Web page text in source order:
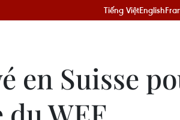
Tiếng ViệtEnglish
en Suisse